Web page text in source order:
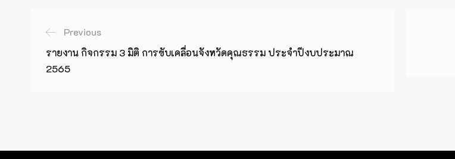
Previous
รายงาน กิจกรรม 3 มิติ การขับเคลื่อนจังหวัดคุณธรรม ประจำปีงบประมาณ
2565